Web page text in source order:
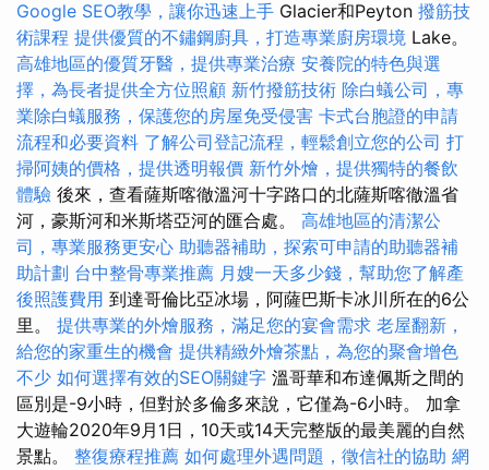
Google SEO教學，讓你迅速上手 Glacier和Peyton 撥筋技
術課程 提供優質的不鏽鋼廚具，打造專業廚房環境 Lake。
高雄地區的優質牙醫，提供專業治療 安養院的特色與選
擇，為長者提供全方位照顧 新竹撥筋技術 除白蟻公司，專
業除白蟻服務，保護您的房屋免受侵害 卡式台胞證的申請
流程和必要資料 了解公司登記流程，輕鬆創立您的公司 打
掃阿姨的價格，提供透明報價 新竹外燴，提供獨特的餐飲
體驗 後來，查看薩斯喀徹溫河十字路口的北薩斯喀徹溫省
河，豪斯河和米斯塔亞河的匯合處。 高雄地區的清潔公
司，專業服務更安心 助聽器補助，探索可申請的助聽器補
助計劃 台中整骨專業推薦 月嫂一天多少錢，幫助您了解產
後照護費用 到達哥倫比亞冰場，阿薩巴斯卡冰川所在的6公
里。 提供專業的外燴服務，滿足您的宴會需求 老屋翻新，
給您的家重生的機會 提供精緻外燴茶點，為您的聚會增色
不少 如何選擇有效的SEO關鍵字 溫哥華和布達佩斯之間的
區別是-9小時，但對於多倫多來說，它僅為-6小時。 加拿
大遊輪2020年9月1日，10天或14天完整版的最美麗的自然
景點。 整復療程推薦 如何處理外遇問題，徵信社的協助 網